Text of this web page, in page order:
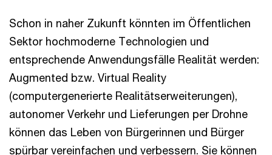
Schon in naher Zukunft könnten im Öffentlichen
Sektor hochmoderne Technologien und
entsprechende Anwendungsfälle Realität werden:
Augmented bzw. Virtual Reality
(computergenerierte Realitätserweiterungen),
autonomer Verkehr und Lieferungen per Drohne
können das Leben von Bürgerinnen und Bürger
spürbar vereinfachen und verbessern. Sie können